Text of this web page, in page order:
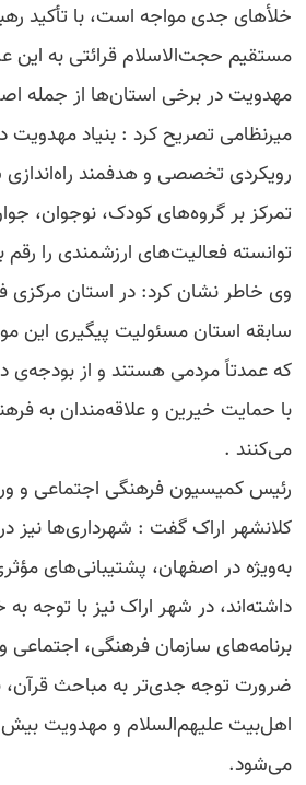
خلأهای جدی مواجه است، با تأکید
مستقیم حجت‌الاسلام قرائتی به این
مهدویت در برخی استان‌ها از جمله
میرنظامی تصریح کرد : بنیاد مهدویت
رویکردی تخصصی و هدفمند راه‌اندازی
تمرکز بر گروه‌های کودک، نوجوان،
توانسته فعالیت‌های ارزشمندی را رقم
وی خاطر نشان کرد: در استان مرکزی
سابقه استان مسئولیت پیگیری این
که عمدتاً مردمی هستند و از بودجه‌ی
با حمایت خیرین و علاقه‌مندان به
می‌کنند .
رئیس کمیسیون فرهنگی اجتماعی و
کلانشهر اراک گفت : شهرداری‌ها نیز
به‌ویژه در اصفهان، پشتیبانی‌های
داشته‌اند، در شهر اراک نیز با توجه
برنامه‌های سازمان فرهنگی، اجتماعی
ضرورت توجه جدی‌تر به مباحث قرآن،
اهل‌بیت علیهم‌السلام و مهدویت
می‌شود.